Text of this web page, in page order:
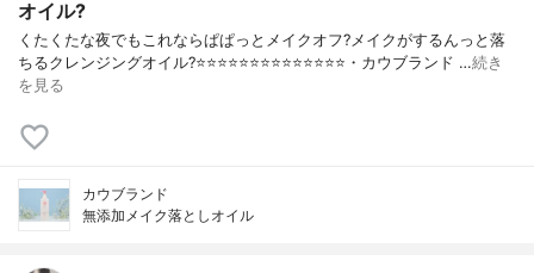
オイル?
くたくたな夜でもこれならぱぱっとメイクオフ?メイクがするんっと落
ちるクレンジングオイル?⭐️⭐️⭐️⭐️⭐️⭐️⭐️⭐️⭐️⭐️⭐️⭐️⭐️⭐️・カウブランド …続き
を見る
カウブランド
無添加メイク落としオイル